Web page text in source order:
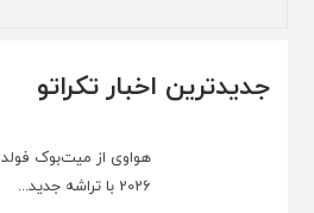
جدیدترین اخبار تکراتو
هواوی از میت‌بوک فولد
2026 با تراشه جدید...